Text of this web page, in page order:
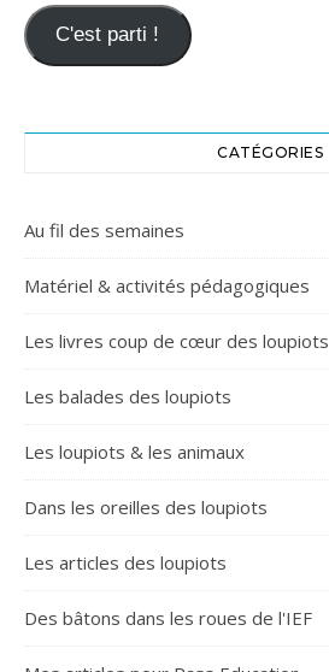
C'est parti !
CATÉGORIES
Au fil des semaines
Matériel & activités pédagogiques
Les livres coup de cœur des loupiots
Les balades des loupiots
Les loupiots & les animaux
Dans les oreilles des loupiots
Les articles des loupiots
Des bâtons dans les roues de l'IEF